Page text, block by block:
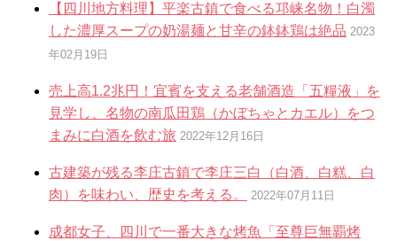
【四川地方料理】平楽古鎮で食べる邛崃名物！白濁
した濃厚スープの奶湯麺と甘辛の鉢鉢鶏は絶品 2023
年02月19日
売上高1.2兆円！宜賓を支える老舗酒造「五糧液」を
見学し、名物の南瓜田鶏（かぼちゃとカエル）をつ
まみに白酒を飲む旅 2022年12月16日
古建築が残る李庄古鎮で李庄三白（白酒、白糕、白
肉）を味わい、歴史を考える。
2022年07月11日
成都女子、四川で一番大きな烤魚「至尊巨無覇烤